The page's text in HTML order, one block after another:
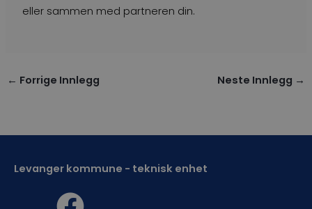
eller sammen med partneren din.
← Forrige Innlegg Neste Innlegg →
Levanger kommune - teknisk enhet